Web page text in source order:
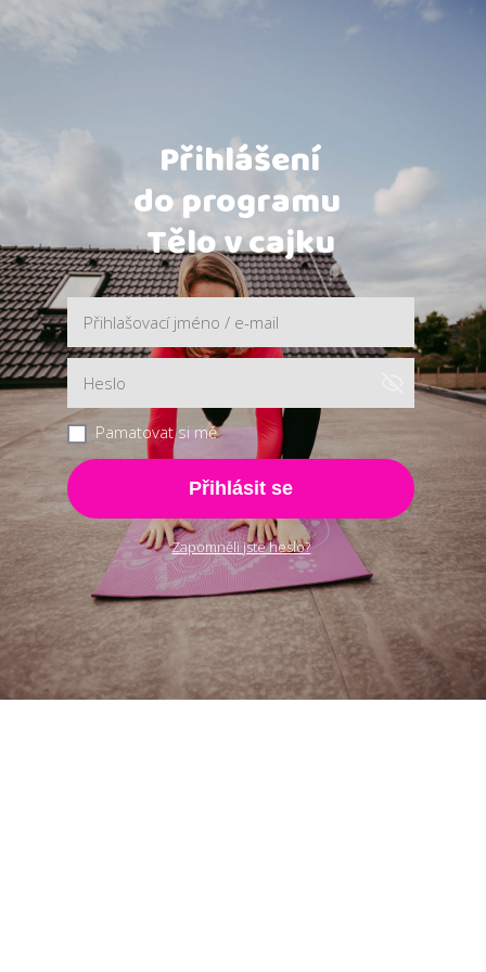
Přihlášení
do programu
Tělo v cajku
Pamatovat si mě
Přihlásit se
Zapomněli jste heslo?